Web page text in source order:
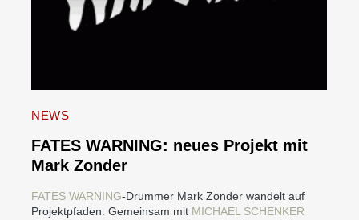
NEWS
FATES WARNING: neues Projekt mit
Mark Zonder
FATES WARNING-Drummer Mark Zonder wandelt auf
Projektpfaden. Gemeinsam mit MICHAEL SCHENKER